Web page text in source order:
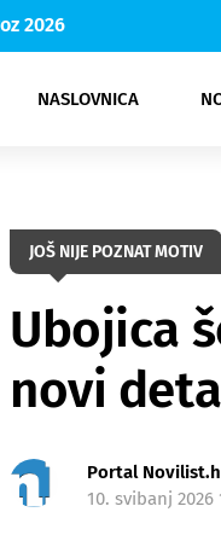
2026
NASLOVNICA
JOŠ NIJE POZNAT MOTIV
Ubojica
novi
Portal
10. svibanj 2026